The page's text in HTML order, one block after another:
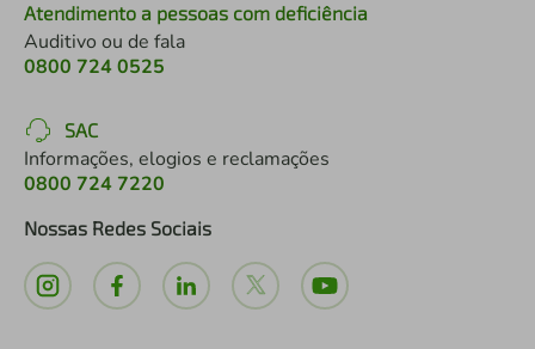
Atendimento a pessoas com deficiência
Auditivo ou de fala
0800 724 0525
SAC
Informações, elogios e reclamações
0800 724 7220
Nossas Redes Sociais